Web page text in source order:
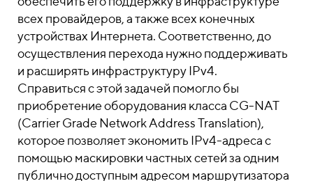
всех провайдеров, а также всех конечных
устройствах Интернета. Соответственно, до
осуществления перехода нужно поддерживать
и расширять инфраструктуру IPv4.
Справиться с этой задачей помогло бы
приобретение оборудования класса CG-NAT
(Carrier Grade Network Address Translation),
которое позволяет экономить IPv4-адреса с
помощью маскировки частных сетей за одним
публично доступным адресом маршрутизатора